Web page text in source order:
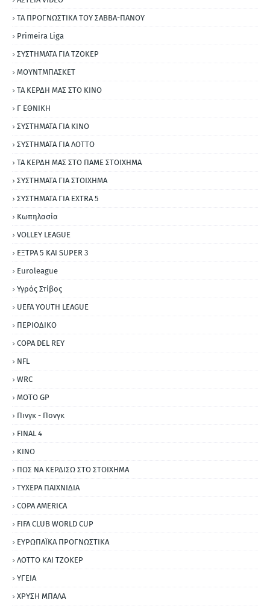
ΤΑ ΠΡΟΓΝΩΣΤΙΚΑ ΤΟΥ ΣΑΒΒΑ-ΠΑΝΟΥ
Primeira Liga
ΣΥΣΤΗΜΑΤΑ ΓΙΑ ΤΖΟΚΕΡ
ΜΟΥΝΤΜΠΑΣΚΕΤ
ΤΑ ΚΕΡΔΗ ΜΑΣ ΣΤΟ ΚΙΝΟ
Γ ΕΘΝΙΚΗ
ΣΥΣΤΗΜΑΤΑ ΓΙΑ ΚΙΝΟ
ΣΥΣΤΗΜΑΤΑ ΓΙΑ ΛΟΤΤΟ
ΤΑ ΚΕΡΔΗ ΜΑΣ ΣΤΟ ΠΑΜΕ ΣΤΟΙΧΗΜΑ
ΣΥΣΤΗΜΑΤΑ ΓΙΑ ΣΤΟΙΧΗΜΑ
ΣΥΣΤΗΜΑΤΑ ΓΙΑ ΕΧΤRΑ 5
Κωπηλασία
VOLLEY LEAGUE
ΕΞΤΡΑ 5 ΚΑΙ SUPER 3
Εuroleague
Υγρός Στίβος
UEFA YOUTH LEAGUE
ΠΕΡΙΟΔΙΚΟ
COPA DEL REY
NFL
WRC
MOTO GP
Πινγκ - Πονγκ
FINAL 4
ΚΙΝΟ
ΠΩΣ ΝΑ ΚΕΡΔΙΣΩ ΣΤΟ ΣΤΟΙΧΗΜΑ
ΤΥΧΕΡΑ ΠΑΙΧΝΙΔΙΑ
COPA AMERICA
FIFA CLUB WORLD CUP
ΕΥΡΩΠΑΪΚΑ ΠΡΟΓΝΩΣΤΙΚΑ
ΛΟΤΤΟ ΚΑΙ ΤΖΟΚΕΡ
ΥΓΕΙΑ
ΧΡΥΣΗ ΜΠΑΛΑ